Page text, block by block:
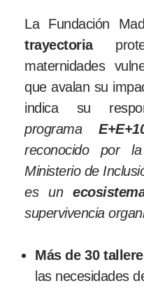
La Fundación
trayectoria
maternidades
que avalan su
indica su
programa
reconocido por
Ministerio de
es un
supervivencia
Más de 30
las necesidades